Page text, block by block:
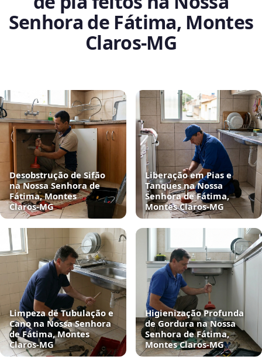
Senhora de Fátima, Montes
Claros‑MG
Desobstrução de Sifão
na Nossa Senhora de
Fátima, Montes
Claros‑MG
Liberação em Pias e
Tanques na Nossa
Senhora de Fátima,
Montes Claros‑MG
Limpeza de Tubulação e
Cano na Nossa Senhora
de Fátima, Montes
Claros‑MG
Higienização Profunda
de Gordura na Nossa
Senhora de Fátima,
Montes Claros‑MG